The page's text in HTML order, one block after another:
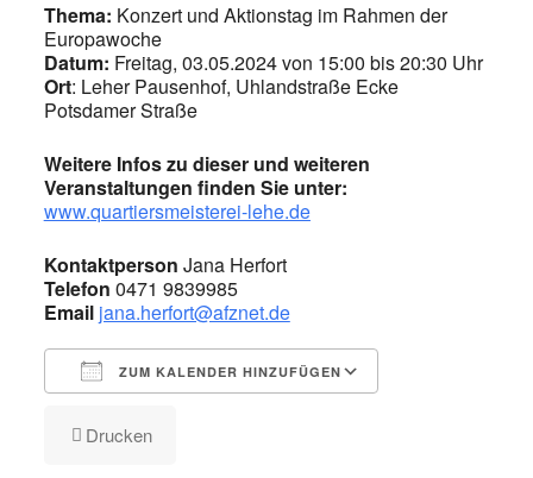
Thema: Konzert und Aktionstag im Rahmen der
Europawoche
Datum: Freitag, 03.05.2024 von 15:00 bis 20:30 Uhr
Ort: Leher Pausenhof, Uhlandstraße Ecke
Potsdamer Straße
Weitere Infos zu dieser und weiteren
Veranstaltungen finden Sie unter:
www.quartiersmeisterei-lehe.de
Kontaktperson Jana Herfort
Telefon 0471 9839985
Email jana.herfort@afznet.de
ZUM KALENDER HINZUFÜGEN
ICS herunterladen
Google Kalender
Drucken